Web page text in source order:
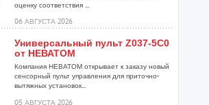
оценку соответствия ...
06 АВГУСТА 2026
Универсальный пульт Z037-5C0
от НЕВАТОМ
Компания НЕВАТОМ открывает к заказу новый
сенсорный пульт управления для приточно-
вытяжных установок...
05 АВГУСТА 2026